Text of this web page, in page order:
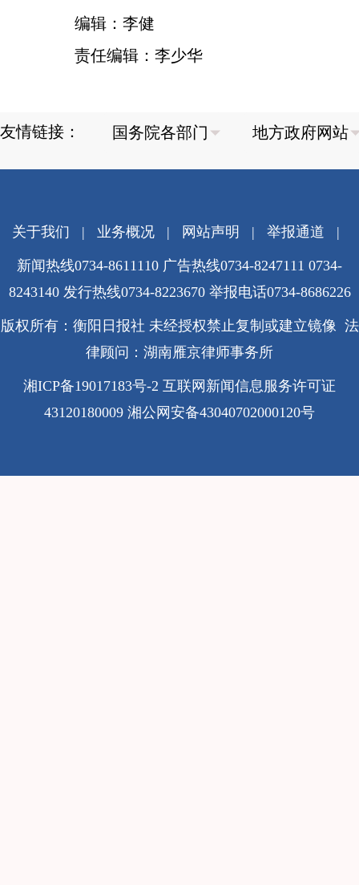
编辑：李健
责任编辑：李少华
友情链接：
关于我们 | 业务概况| 网站声明 | 举报通道 |
新闻热线0734-8611110 广告热线0734-8247111 0734-
8243140 发行热线0734-8223670 举报电话0734-8686226
版权所有：衡阳日报社 未经授权禁止复制或建立镜像 法
律顾问：湖南雁京律师事务所
湘ICP备19017183号-2 互联网新闻信息服务许可证
43120180009 湘公网安备43040702000120号